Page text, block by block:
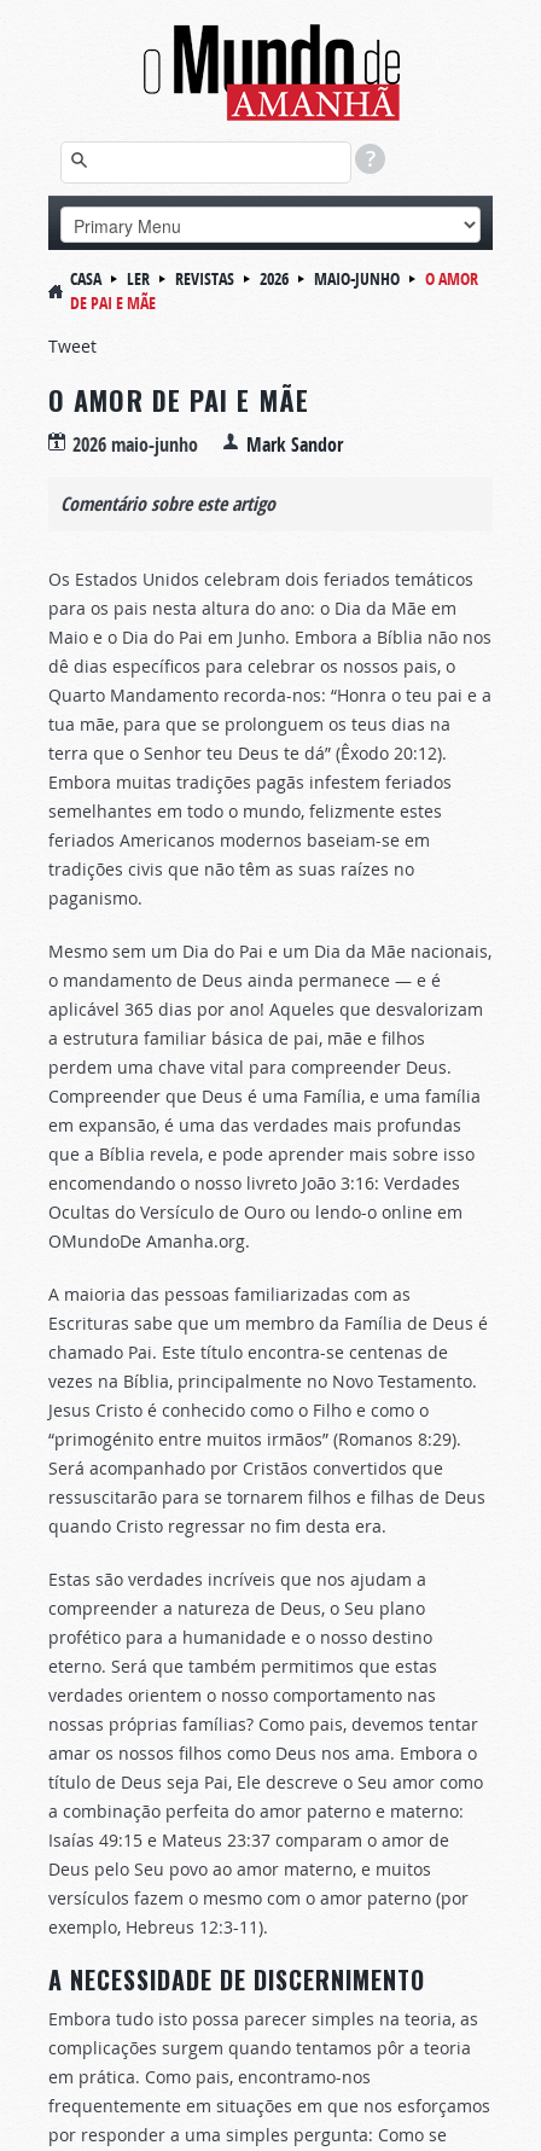
CASA LER REVISTAS 2026 MAIO-JUNHO
O AMOR
DE PAI E MÃE
Tweet
O AMOR DE PAI E MÃE
2026 maio-junho Mark Sandor
Comentário sobre este artigo
Os Estados Unidos celebram dois feriados temáticos
para os pais nesta altura do ano: o Dia da Mãe em
Maio e o Dia do Pai em Junho. Embora a Bíblia não nos
dê dias específicos para celebrar os nossos pais, o
Quarto Mandamento recorda-nos: “Honra o teu pai e a
tua mãe, para que se prolonguem os teus dias na
terra que o Senhor teu Deus te dá” (Êxodo 20:12).
Embora muitas tradições pagãs infestem feriados
semelhantes em todo o mundo, felizmente estes
feriados Americanos modernos baseiam-se em
tradições civis que não têm as suas raízes no
paganismo.
Mesmo sem um Dia do Pai e um Dia da Mãe nacionais,
o mandamento de Deus ainda permanece — e é
aplicável 365 dias por ano! Aqueles que desvalorizam
a estrutura familiar básica de pai, mãe e filhos
perdem uma chave vital para compreender Deus.
Compreender que Deus é uma Família, e uma família
em expansão, é uma das verdades mais profundas
que a Bíblia revela, e pode aprender mais sobre isso
encomendando o nosso livreto João 3:16: Verdades
Ocultas do Versículo de Ouro ou lendo-o online em
OMundoDe Amanha.org.
A maioria das pessoas familiarizadas com as
Escrituras sabe que um membro da Família de Deus é
chamado Pai. Este título encontra-se centenas de
vezes na Bíblia, principalmente no Novo Testamento.
Jesus Cristo é conhecido como o Filho e como o
“primogénito entre muitos irmãos” (Romanos 8:29).
Será acompanhado por Cristãos convertidos que
ressuscitarão para se tornarem filhos e filhas de Deus
quando Cristo regressar no fim desta era.
Estas são verdades incríveis que nos ajudam a
compreender a natureza de Deus, o Seu plano
profético para a humanidade e o nosso destino
eterno. Será que também permitimos que estas
verdades orientem o nosso comportamento nas
nossas próprias famílias? Como pais, devemos tentar
amar os nossos filhos como Deus nos ama. Embora o
título de Deus seja Pai, Ele descreve o Seu amor como
a combinação perfeita do amor paterno e materno:
Isaías 49:15 e Mateus 23:37 comparam o amor de
Deus pelo Seu povo ao amor materno, e muitos
versículos fazem o mesmo com o amor paterno (por
exemplo, Hebreus 12:3-11).
A NECESSIDADE DE DISCERNIMENTO
Embora tudo isto possa parecer simples na teoria, as
complicações surgem quando tentamos pôr a teoria
em prática. Como pais, encontramo-nos
frequentemente em situações em que nos esforçamos
por responder a uma simples pergunta: Como se